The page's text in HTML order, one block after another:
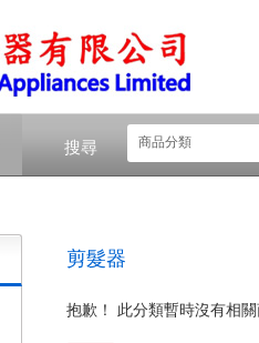
搜尋 商品分類
剪髮器
抱歉！ 此分類暫時沒有相關